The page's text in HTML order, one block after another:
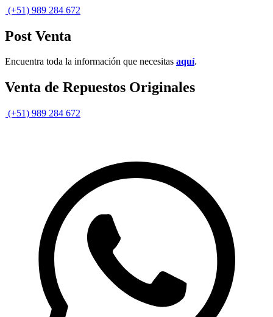
(+51) 989 284 672
Post Venta
Encuentra toda la información que necesitas aquí.
Venta de Repuestos Originales
(+51) 989 284 672